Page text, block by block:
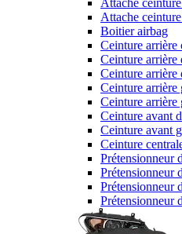
Attache
Attache
Boitier airbag
Ceinture arrière
Ceinture arrière
Ceinture arrière
Ceinture arrière
Ceinture arrière
Ceinture avant
Ceinture avant
Ceinture
Prétensionneur
Prétensionneur
Prétensionneur
Prétensionneur